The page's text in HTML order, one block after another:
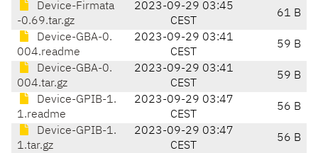
Device-Firmata
-0.69.tar.gz
2023-09-29 03:45
CEST
61 B
Device-GBA-0.
004.readme
2023-09-29 03:41
CEST
59 B
Device-GBA-0.
004.tar.gz
2023-09-29 03:41
CEST
59 B
Device-GPIB-1.
1.readme
2023-09-29 03:47
CEST
56 B
Device-GPIB-1.
1.tar.gz
2023-09-29 03:47
CEST
56 B